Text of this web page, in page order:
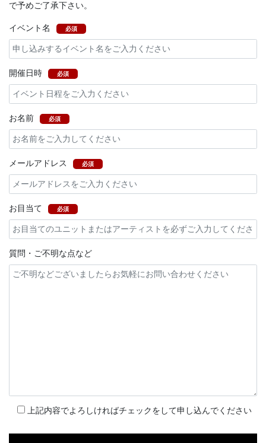
で予めご了承下さい。
イベント名 必須
開催日時 必須
お名前 必須
メールアドレス 必須
お目当て 必須
質問・ご不明な点など
上記内容でよろしければチェックをして申し込んでください